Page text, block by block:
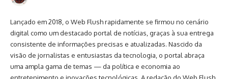
Lançado em 2018, o Web Flush rapidamente se firmou no cenário
digital como um destacado portal de notícias, graças à sua entrega
consistente de informações precisas e atualizadas. Nascido da
visão de jornalistas e entusiastas da tecnologia, o portal abraça
uma ampla gama de temas — da política e economia ao